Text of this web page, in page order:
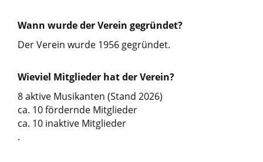
Wann wurde der Verein gegründet?
Der Verein wurde 1956 gegründet.
Wieviel Mitglieder hat der Verein?
8 aktive Musikanten (Stand 2026)
ca. 10 fördernde Mitglieder
ca. 10 inaktive Mitglieder
.